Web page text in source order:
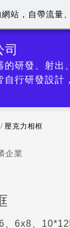
的研發、射出
自行研發設計
/ 壓克力相框
企業
、6x8、
站，自帶流量